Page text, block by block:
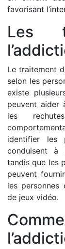
favorisant
Les
Le traitement
selon les
existe
peuvent aider
les
identifier les
conduisent à
tandis que les
peuvent
les
de jeux vidéo.